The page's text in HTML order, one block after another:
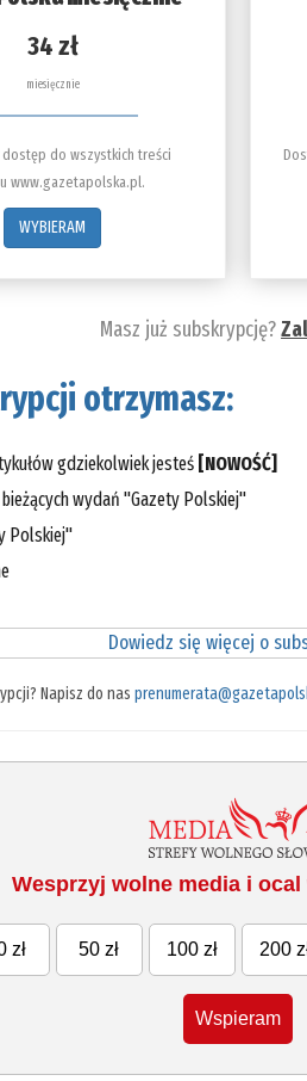
34 zł
miesięcznie
dostęp do wszystkich treści
www.gazetapolska.pl.
WYBIERAM
Masz już subskrypcję?
otrzymasz:
gdziekolwiek jesteś [NOWOŚĆ]
wydań "Gazety Polskiej"
Polskiej"
Dowiedz się więcej o
Napisz do nas
Wesprzyj wolne media i ocal
zł 50 zł 100 zł 200
Wspieram